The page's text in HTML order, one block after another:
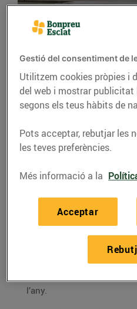
La nova
en
24/de juliol/2017
Olot,situada just al
Compta amb 3 assortidors
l’horari serà ininterromput
A més, la benzinera
una botiga on es pot
productes de totes les
i revistes, drogueria,
l’any.
Gestió del consentiment de
Utilitzem cookies pròpies i
del web i mostrar publicitat
segons els teus hàbits de
Pots acceptar, rebutjar les
les teves preferències.
Més informació a la
Acceptar